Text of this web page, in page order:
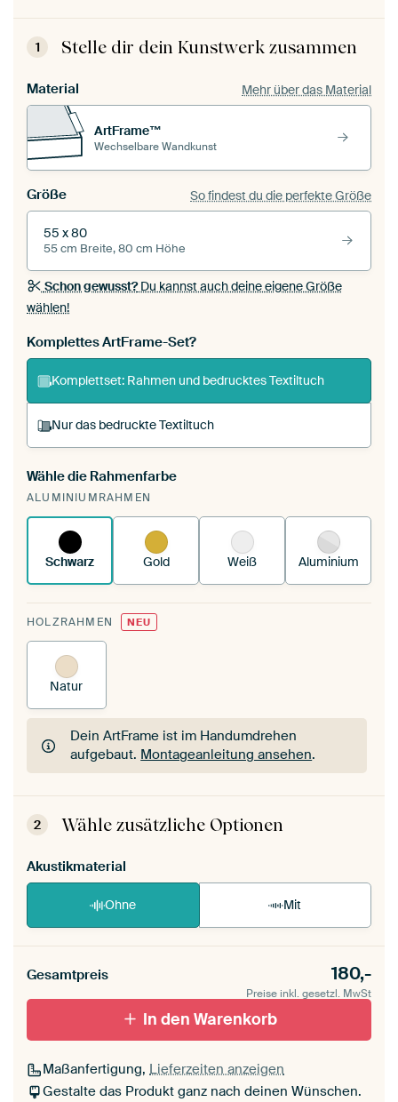
1 Stelle dir dein Kunstwerk zusammen
Material Mehr über das Material
ArtFrame™
Wechselbare Wandkunst
Größe So findest du die perfekte Größe
55 x 80
55 cm Breite, 80 cm Höhe
Schon gewusst?Du kannst auch deine eigene Größe
wählen!
Komplettes ArtFrame-Set?
Komplettset: Rahmen und bedrucktes Textiltuch
Nur das bedruckte Textiltuch
Du spannst einen wechselbaren Textiltuch in
deinen vorhandenen ArtFrame™.
funktioniert es.
Wähle die Rahmenfarbe
ALUMINIUMRAHMEN
Schwarz Gold Weiß Aluminium
HOLZRAHMEN NEU
Natur
Dein ArtFrame ist im Handumdrehen
aufgebaut. Montageanleitung ansehen.
Dein ArtFrame ist im Handumdrehen
aufgebaut.Montageanleitung ansehen
2 Wähle zusätzliche Optionen
Akustikmaterial
Ohne Mit
Gesamtpreis 180,-
Preise inkl. gesetzl. MwSt
In den Warenkorb
Maßanfertigung, Lieferzeiten anzeigen
Gestalte das Produkt ganz nach deinen Wünschen.